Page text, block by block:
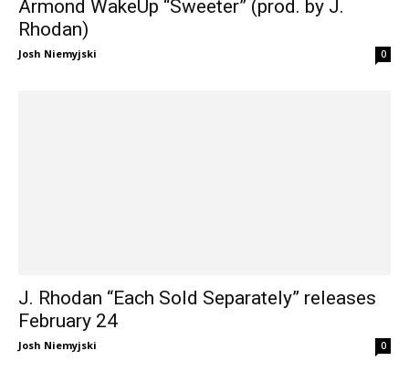
Armond WakeUp “Sweeter” (prod. by J.
Rhodan)
Josh Niemyjski 0
J. Rhodan “Each Sold Separately” releases
February 24
Josh Niemyjski 0